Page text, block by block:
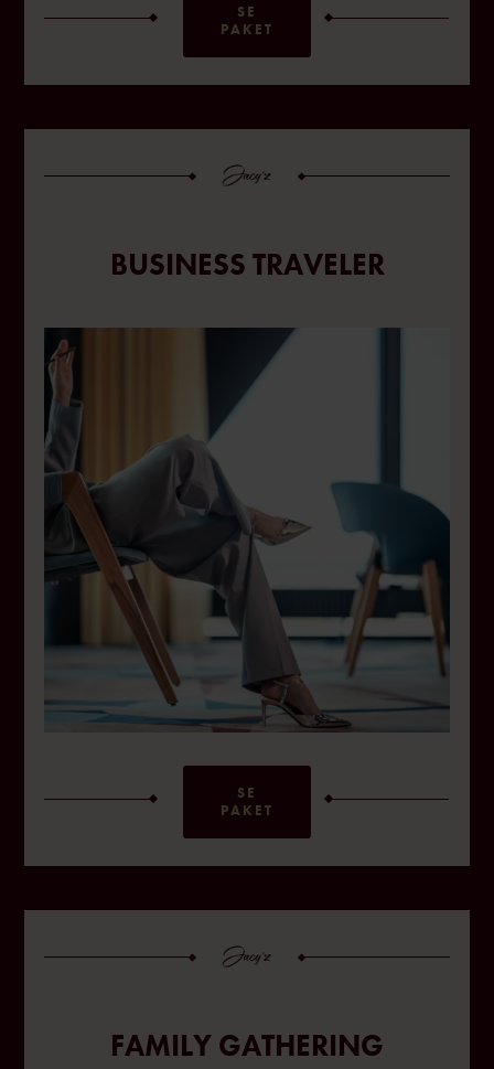
SE
PAKET
BUSINESS TRAVELER
SE
PAKET
FAMILY GATHERING